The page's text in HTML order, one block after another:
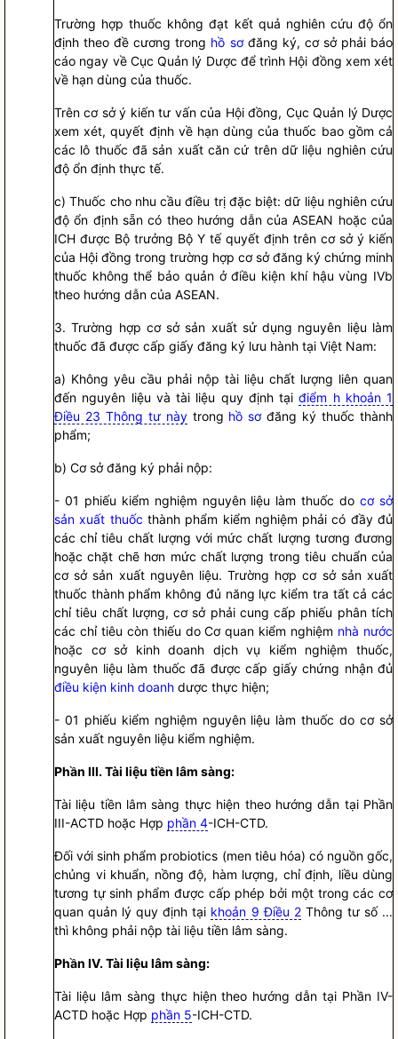
Trường hợp thuốc không đạt kết quả nghiên cứu độ ổn
định theo đề cương trong hồ sơđăng ký, cơ sở phải báo
cáo ngay về Cục Quản lý Dược để trình Hội đồng xem xét
về hạn dùng của thuốc.
Trên cơ sở ý kiến tư vấn của Hội đồng, Cục Quản lý Dược
xem xét, quyết định về hạn dùng của thuốc bao gồm cả
các lô thuốc đã sản xuất căn cứ trên dữ liệu nghiên cứu
độ ổn định thực tế.
c) Thuốc cho nhu cầu điều trị đặc biệt: dữ liệu nghiên cứu
độ ổn định sẵn có theo hướng dẫn của ASEAN hoặc của
ICH được Bộ trưởng Bộ Y tế quyết định trên cơ sở ý kiến
của Hội đồng trong trường hợp cơ sở đăng ký chứng minh
thuốc không thể bảo quản ở điều kiện khí hậu vùng IVb
theo hướng dẫn của ASEAN.
3. Trường hợp cơ sở sản xuất sử dụng nguyên liệu làm
thuốc đã được cấp giấy đăng ký lưu hành tại Việt Nam:
a) Không yêu cầu phải nộp tài liệu chất lượng liên quan
đến nguyên liệu và tài liệu quy định tạiđiểm h khoản 1
Điều 23 Thông tư nàytrong hồ sơđăng ký thuốc thành
phẩm;
b) Cơ sở đăng ký phải nộp:
- 01 phiếu kiểm nghiệm nguyên liệu làm thuốc docơ sở
sản xuất thuốc thành phẩm kiểm nghiệm phải có đầy đủ
các chỉ tiêu chất lượng với mức chất lượng tương đương
hoặc chặt chẽ hơn mức chất lượng trong tiêu chuẩn của
cơ sở sản xuất nguyên liệu. Trường hợpcơ sở sản xuất
thuốc thành phẩm không đủ năng lực kiểm tra tất cả các
chỉ tiêu chất lượng, cơ sở phải cung cấp phiếu phân tích
các chỉ tiêu còn thiếu do Cơ quan kiểm nghiệm nhà nước
hoặc cơ sở kinh doanh dịch vụ kiểm nghiệm thuốc,
nguyên liệu làm thuốc đã được cấp giấy chứng nhận đủ
điều kiện kinh doanh dược thực hiện;
- 01 phiếu kiểm nghiệm nguyên liệu làm thuốc do cơ sở
sản xuất nguyên liệu kiểm nghiệm.
Phần III. Tài liệu tiền lâm sàng:
Tài liệu tiền lâm sàng thực hiện theo hướng dẫn tại Phần
III-ACTD hoặc Hợp phần 4-ICH-CTD.
Đối với sinh phẩm probiotics (men tiêu hóa) có nguồn gốc,
chủng vi khuẩn, nồng độ, hàm lượng, chỉ định, liều dùng
tương tự sinh phẩm được cấp phép bởi một trong các cơ
quan quản lý quy định tại khoản 9 Điều 2Thông tư số ...
thì không phải nộp tài liệu tiền lâm sàng.
Phần IV. Tài liệu lâm sàng:
Tài liệu lâm sàng thực hiện theo hướng dẫn tại Phần IV-
ACTD hoặc Hợp phần 5-ICH-CTD.